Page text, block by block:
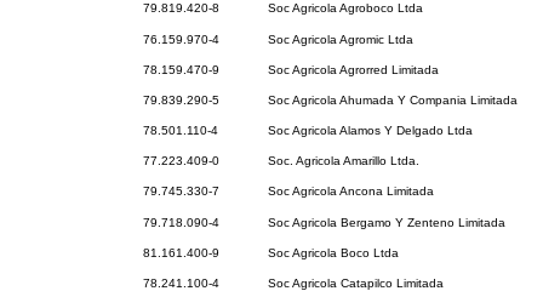
79.819.420-8 Soc Agricola Agroboco Ltda
76.159.970-4 Soc Agricola Agromic Ltda
78.159.470-9 Soc Agricola Agrorred Limitada
79.839.290-5 Soc Agricola Ahumada Y Compania Limitada
78.501.110-4 Soc Agricola Alamos Y Delgado Ltda
77.223.409-0 Soc. Agricola Amarillo Ltda.
79.745.330-7 Soc Agricola Ancona Limitada
79.718.090-4 Soc Agricola Bergamo Y Zenteno Limitada
81.161.400-9 Soc Agricola Boco Ltda
78.241.100-4 Soc Agricola Catapilco Limitada